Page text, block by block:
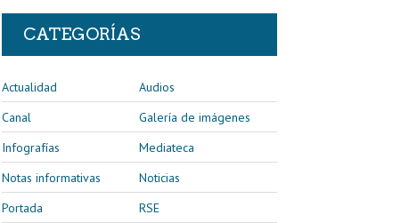
CATEGORÍAS
Actualidad
Audios
Canal
Galería de imágenes
Infografías
Mediateca
Notas informativas
Noticias
Portada
RSE